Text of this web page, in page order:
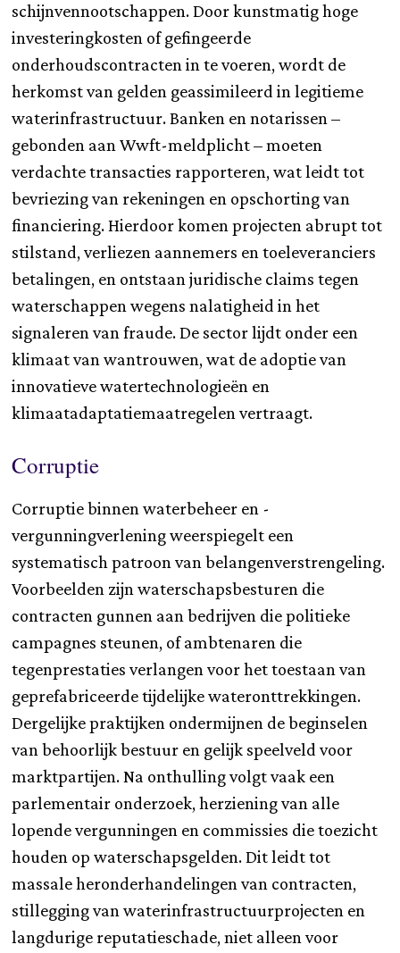
schijnvennootschappen. Door kunstmatig hoge
investeringkosten of gefingeerde
onderhoudscontracten in te voeren, wordt de
herkomst van gelden geassimileerd in legitieme
waterinfrastructuur. Banken en notarissen –
gebonden aan Wwft-meldplicht – moeten
verdachte transacties rapporteren, wat leidt tot
bevriezing van rekeningen en opschorting van
financiering. Hierdoor komen projecten abrupt tot
stilstand, verliezen aannemers en toeleveranciers
betalingen, en ontstaan juridische claims tegen
waterschappen wegens nalatigheid in het
signaleren van fraude. De sector lijdt onder een
klimaat van wantrouwen, wat de adoptie van
innovatieve watertechnologieën en
klimaatadaptatiemaatregelen vertraagt.
Corruptie
Corruptie binnen waterbeheer en -
vergunningverlening weerspiegelt een
systematisch patroon van belangenverstrengeling.
Voorbeelden zijn waterschapsbesturen die
contracten gunnen aan bedrijven die politieke
campagnes steunen, of ambtenaren die
tegenprestaties verlangen voor het toestaan van
geprefabriceerde tijdelijke wateronttrekkingen.
Dergelijke praktijken ondermijnen de beginselen
van behoorlijk bestuur en gelijk speelveld voor
marktpartijen. Na onthulling volgt vaak een
parlementair onderzoek, herziening van alle
lopende vergunningen en commissies die toezicht
houden op waterschapsgelden. Dit leidt tot
massale heronderhandelingen van contracten,
stillegging van waterinfrastructuurprojecten en
langdurige reputatieschade, niet alleen voor